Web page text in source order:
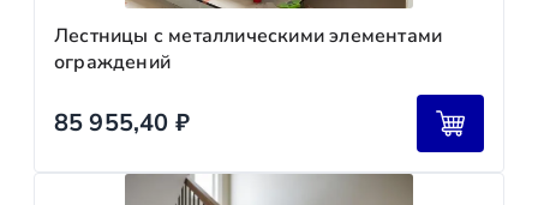
Лестницы с металлическими элементами
ограждений
85 955,40 ₽